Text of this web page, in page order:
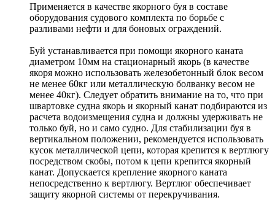
Применяется в качестве якорного буя в составе
оборудования судового комплекта по борьбе с
разливами нефти и для боновых ограждений.
Буй устанавливается при помощи якорного каната
диаметром 10мм на стационарный якорь (в качестве
якоря можно использовать железобетонный блок весом
не менее 60кг или металлическую болванку весом не
менее 40кг). Следует обратить внимание на то, что при
швартовке судна якорь и якорный канат подбираются из
расчета водоизмещения судна и должны удерживать не
только буй, но и само судно. Для стабилизации буя в
вертикальном положении, рекомендуется использовать
кусок металлической цепи, которая крепится к вертлюгу
посредством скобы, потом к цепи крепится якорный
канат. Допускается крепление якорного каната
непосредственно к вертлюгу. Вертлюг обеспечивает
защиту якорной системы от перекручивания.